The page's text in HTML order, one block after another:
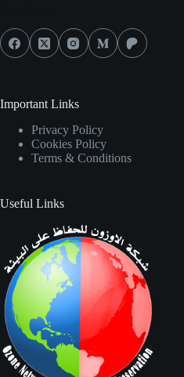
Important Links
Privacy Policy
Cookies Policy
Terms & Conditions
Useful Links